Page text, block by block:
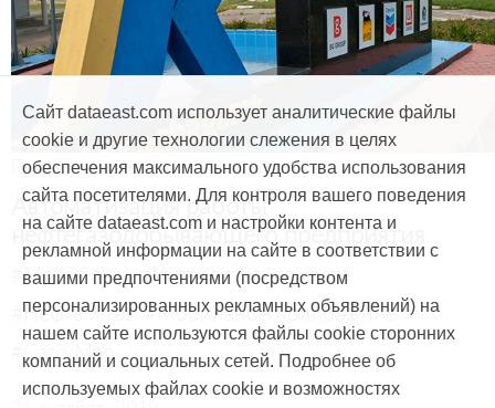
Продукты и услуги
Автоматизация работы
нефтегазодобывающего предприятия
#Mobile map #Интерактивная карта
#Нефть и газ #Мобильное приложение
#CarryMap
Сайт dataeast.com использует аналитические файлы
cookie и другие технологии слежения в целях
обеспечения максимального удобства использования
сайта посетителями. Для контроля вашего поведения
на сайте dataeast.com и настройки контента и
рекламной информации на сайте в соответствии с
вашими предпочтениями (посредством
персонализированных рекламных объявлений) на
нашем сайте используются файлы cookie сторонних
компаний и социальных сетей. Подробнее об
используемых файлах cookie и возможностях